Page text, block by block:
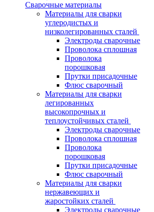
Сварочные материалы
Материалы для сварки
углеродистых и
низколегированных сталей
Электроды сварочные
Проволока сплошная
Проволока
порошковая
Прутки присадочные
Флюс сварочный
Материалы для сварки
легированных
высокопрочных и
теплоустойчивых сталей
Электроды сварочные
Проволока сплошная
Проволока
порошковая
Прутки присадочные
Флюс сварочный
Материалы для сварки
нержавеющих и
жаростойких сталей
Электроды сварочные